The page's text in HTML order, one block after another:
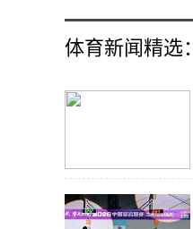
体育新闻精选：